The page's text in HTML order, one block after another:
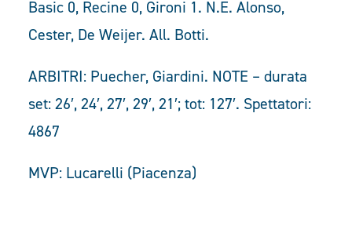
Basic 0, Recine 0, Gironi 1. N.E. Alonso,
Cester, De Weijer. All. Botti.
ARBITRI: Puecher, Giardini. NOTE – durata
set: 26′, 24′, 27′, 29′, 21′; tot: 127′. Spettatori:
4867
MVP: Lucarelli (Piacenza)